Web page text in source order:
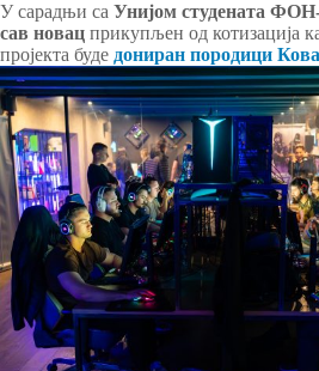
У сарадњи са Унијом студената
сав новац прикупљен од котизација
пројекта буде дониран породици